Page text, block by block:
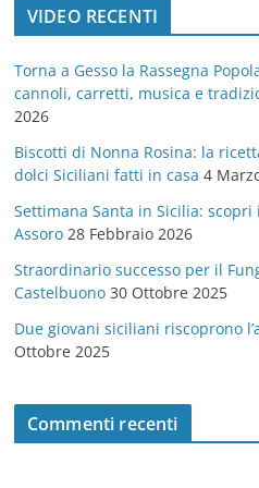
o
r
e
VIDEO RECENTI
Torna a Gesso la Rassegna
cannoli, carretti, musica e
2026
Biscotti di Nonna Rosina: la
dolci Siciliani fatti in casa 4
Settimana Santa in Sicilia:
Assoro 28 Febbraio 2026
Straordinario successo per il
Castelbuono 30 Ottobre 2025
Due giovani siciliani riscoprono
Ottobre 2025
Commenti recenti